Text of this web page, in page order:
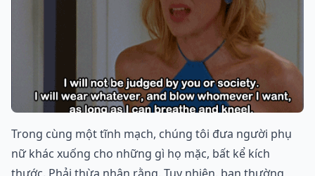
Trong cùng một tĩnh mạch, chúng tôi đưa người phụ
nữ khác xuống cho những gì họ mặc, bất kể kích